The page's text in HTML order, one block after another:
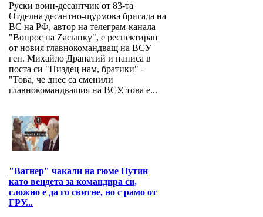
Руски воин-десантчик от 83-та
Отделна десантно-щурмова бригада на
ВС на РФ, автор на телеграм-канала
"Вопрос на Zасыпку", е респектиран
от новия главнокомандващ на ВСУ
ген. Михайло Драпатий и написа в
поста си "Пиздец нам, братики" -
"Това, че днес са сменили
главнокомандващия на ВСУ, това е...
"Вагнер" чакали на гюме Путин
като вендета за командира си,
сложно е да го свитне, но с рамо от
ГРУ...